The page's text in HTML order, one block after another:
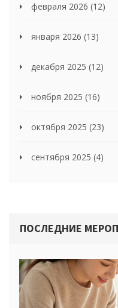
февраля 2026 (12)
января 2026 (13)
декабря 2025 (12)
ноября 2025 (16)
октября 2025 (23)
сентября 2025 (4)
ПОСЛЕДНИЕ